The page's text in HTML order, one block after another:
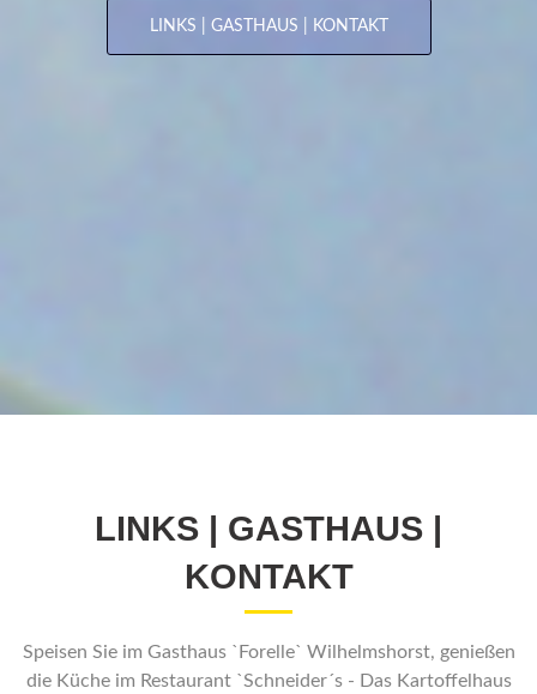
LINKS | GASTHAUS | KONTAKT
LINKS | GASTHAUS |
KONTAKT
Speisen Sie im Gasthaus `Forelle` Wilhelmshorst, genießen
die Küche im Restaurant `Schneider´s - Das Kartoffelhaus